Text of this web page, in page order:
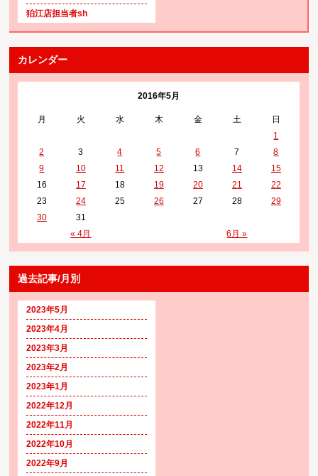
狛江店担当者sh
カレンダー
2016年5月
月 火 水 木 金 土 日
« 4月 6月 »
1
2
3 4 5 6 7
8
9
10 11 12 13 14
15
16
17 18 19 20 21
22
23
24 25 26 27 28
29
30
31
過去記事/月別
2023年5月
2023年4月
2023年3月
2023年2月
2023年1月
2022年12月
2022年11月
2022年10月
2022年9月